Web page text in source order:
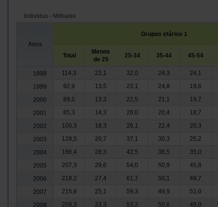
Indivíduo - Milhares
Anos
Grupos etários 1
Total
Menos
de 25
25-34 35-44 45-54
1998 114,3 22,1 32,0 24,3
24,1
1999
92,9 13,5 23,1 24,8
19,6
2000
89,5 13,3 22,5 21,1
19,7
2001
85,3 14,3 20,0 20,4
18,7
2002
100,3 18,3 26,1 22,4
20,3
2003
128,5 20,7 37,1 30,3
25,2
2004
166,4 28,3 42,5 38,5
35,0
2005
207,3 29,6 54,0 50,9
45,8
2006
218,2 27,4 61,7 50,1
49,7
2007
215,8 25,1 59,3 49,9
51,0
2008
208,3 23,3 53,2 50,6
48,0